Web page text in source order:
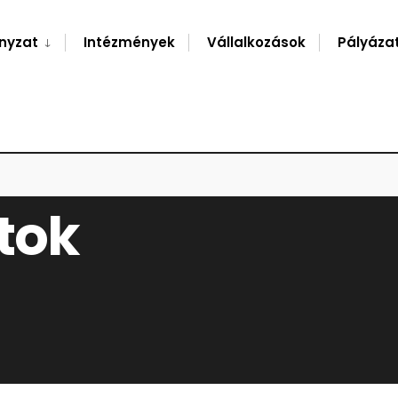
Intézmények Vállalkozások